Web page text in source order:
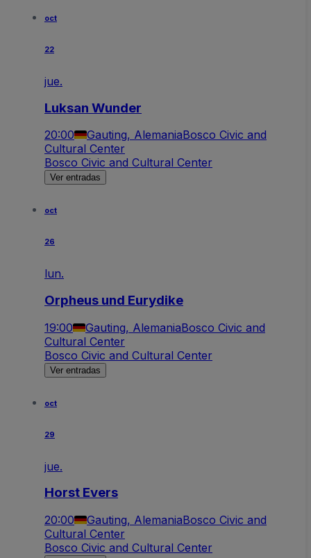
oct
22
jue.
Luksan Wunder
20:00 Gauting, AlemaniaBosco Civic and
Cultural Center
Bosco Civic and Cultural Center
Ver entradas
oct
26
lun.
Orpheus und Eurydike
19:00 Gauting, AlemaniaBosco Civic and
Cultural Center
Bosco Civic and Cultural Center
Ver entradas
oct
29
jue.
Horst Evers
20:00 Gauting, AlemaniaBosco Civic and
Cultural Center
Bosco Civic and Cultural Center